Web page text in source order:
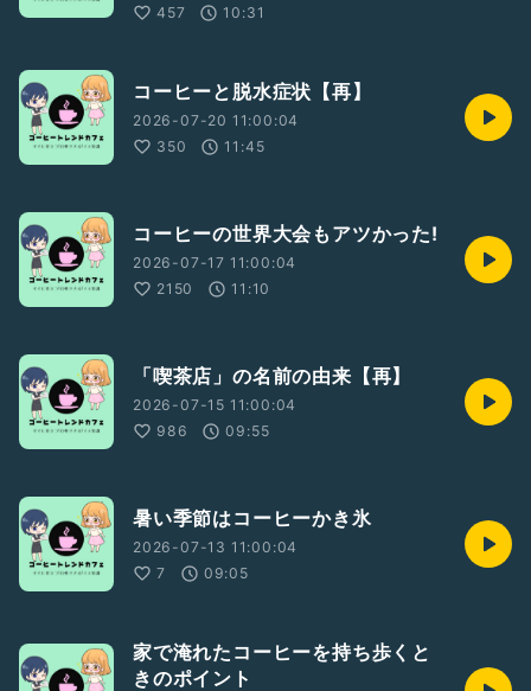
457
10:31
コーヒーと脱水症状【再】
2026-07-20 11:00:04
350
11:45
コーヒーの世界大会もアツかった!
2026-07-17 11:00:04
2150
11:10
「喫茶店」の名前の由来【再】
2026-07-15 11:00:04
986
09:55
暑い季節はコーヒーかき氷
2026-07-13 11:00:04
7
09:05
家で淹れたコーヒーを持ち歩くと
きのポイント